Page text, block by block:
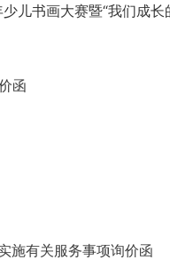
儿书画大赛暨“我们成
函
施有关服务事项询价函